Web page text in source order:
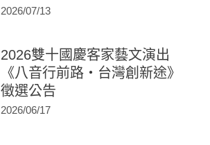
2026/07/13
2026雙十國慶客家藝文演出
《八音行前路・台灣創新途》
徵選公告
2026/06/17